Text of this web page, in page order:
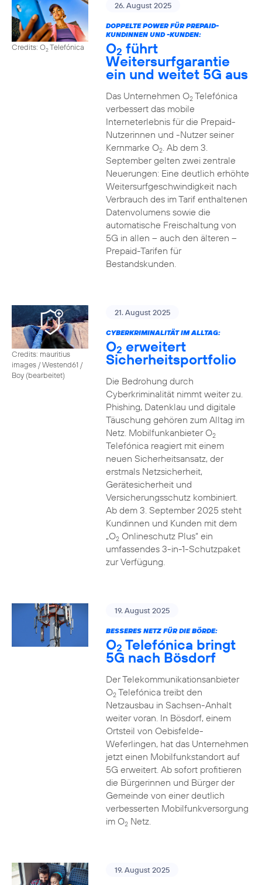
Credits: O2Telefónica
26. August 2025
DOPPELTE POWER FÜR PREPAID-
KUNDINNEN UND -KUNDEN:
O2 führt
Weitersurfgarantie
ein und weitet 5G aus
Das Unternehmen O2Telefónica
verbessert das mobile
Interneterlebnis für die Prepaid-
Nutzerinnen und -Nutzer seiner
Kernmarke O2. Ab dem 3.
September gelten zwei zentrale
Neuerungen: Eine deutlich erhöhte
Weitersurfgeschwindigkeit nach
Verbrauch des im Tarif enthaltenen
Datenvolumens sowie die
automatische Freischaltung von
5G in allen – auch den älteren –
Prepaid-Tarifen für
Bestandskunden.
Credits: mauritius
images / Westend61 /
Boy (bearbeitet)
21. August 2025
CYBERKRIMINALITÄT IM ALLTAG:
O2 erweitert
Sicherheitsportfolio
Die Bedrohung durch
Cyberkriminalität nimmt weiter zu.
Phishing, Datenklau und digitale
Täuschung gehören zum Alltag im
Netz. Mobilfunkanbieter O2
Telefónica reagiert mit einem
neuen Sicherheitsansatz, der
erstmals Netzsicherheit,
Gerätesicherheit und
Versicherungsschutz kombiniert.
Ab dem 3. September 2025 steht
Kundinnen und Kunden mit dem
„O2Onlineschutz Plus“ ein
umfassendes 3-in-1-Schutzpaket
zur Verfügung.
19. August 2025
BESSERES NETZ FÜR DIE BÖRDE:
O2 Telefónica bringt
5G nach Bösdorf
Der Telekommunikationsanbieter
O2Telefónica treibt den
Netzausbau in Sachsen-Anhalt
weiter voran. In Bösdorf, einem
Ortsteil von Oebisfelde-
Weferlingen, hat das Unternehmen
jetzt einen Mobilfunkstandort auf
5G erweitert. Ab sofort profitieren
die Bürgerinnen und Bürger der
Gemeinde von einer deutlich
verbesserten Mobilfunkversorgung
im O2Netz.
19. August 2025